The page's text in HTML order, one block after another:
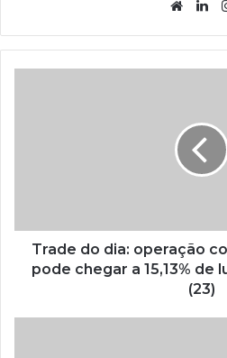
Trade do dia: operação
pode chegar a 15,13% de
(23)